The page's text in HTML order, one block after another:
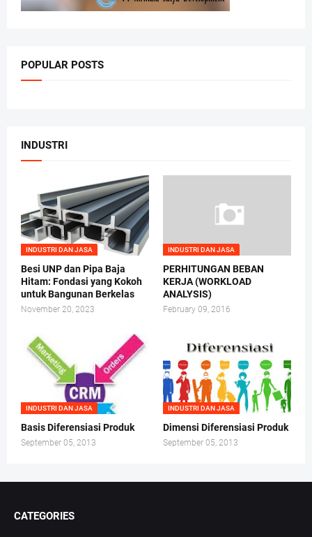
POPULAR POSTS
INDUSTRI
INDUSTRI DAN JASA
Besi UNP dan Pipa Baja
Hitam: Fondasi yang Kokoh
untuk Bangunan Berkelas
November 20, 2023
INDUSTRI DAN JASA
PERHITUNGAN BEBAN
KERJA (WORKLOAD
ANALYSIS)
February 09, 2016
INDUSTRI DAN JASA
Basis Diferensiasi Produk
September 05, 2013
INDUSTRI DAN JASA
Dimensi Diferensiasi Produk
September 05, 2013
CATEGORIES